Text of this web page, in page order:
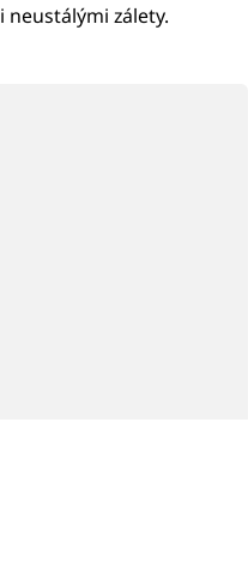
zálety.